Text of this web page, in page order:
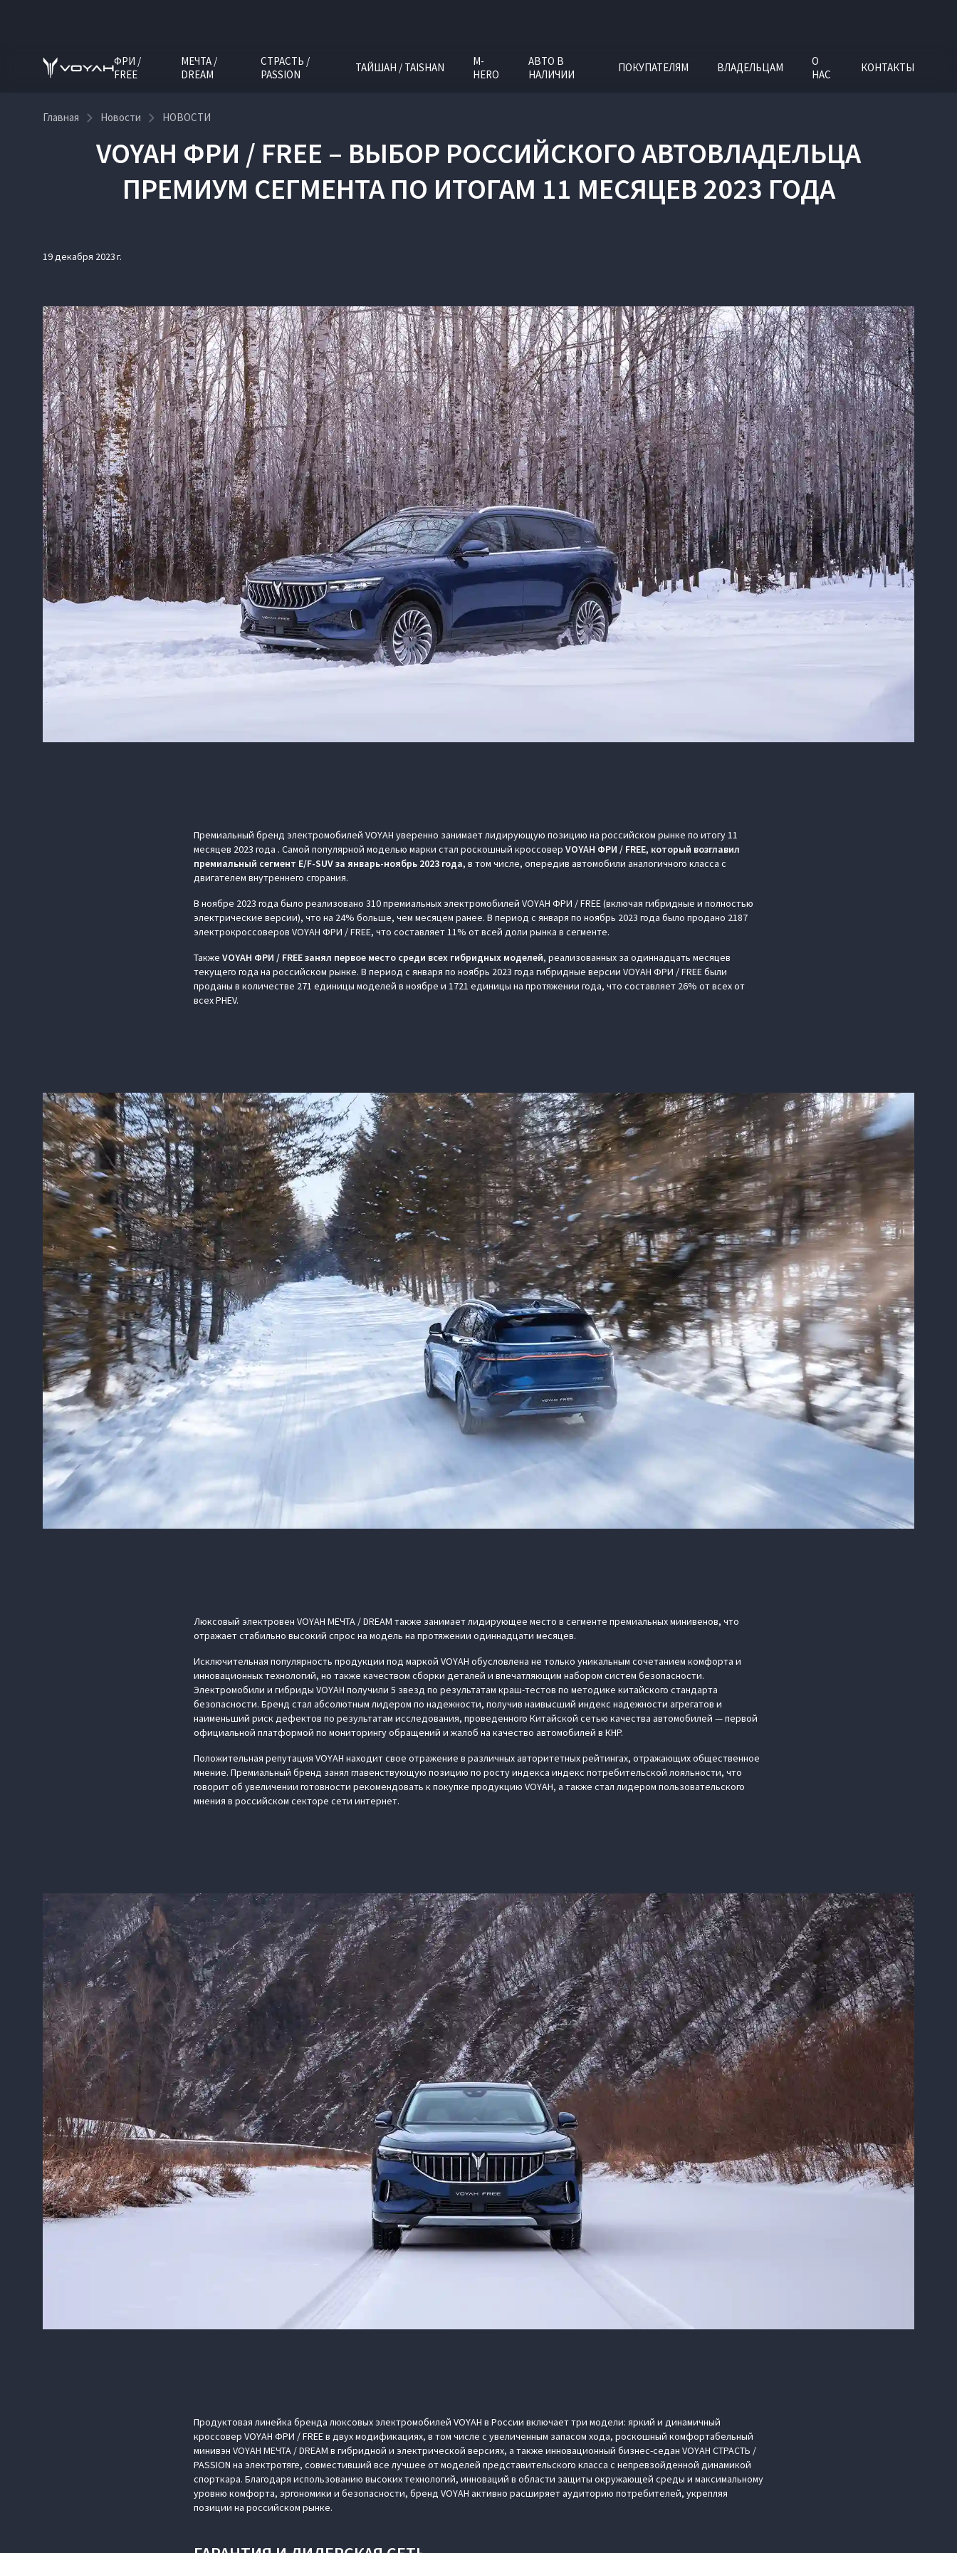
ФРИ /
FREE
МЕЧТА /
DREAM
СТРАСТЬ /
PASSION
ТАЙШАН / TAISHAN
M-
HERO
АВТО В
НАЛИЧИИ
ПОКУПАТЕЛЯМ ВЛАДЕЛЬЦАМ
О
НАС
КОНТАКТЫ
Главная Новости НОВОСТИ
VOYAH ФРИ / FREE – ВЫБОР РОССИЙСКОГО АВТОВЛАДЕЛЬЦА
ПРЕМИУМ СЕГМЕНТА ПО ИТОГАМ 11 МЕСЯЦЕВ 2023 ГОДА
19 декабря 2023 г.
Премиальный бренд электромобилей VOYAH уверенно занимает лидирующую позицию на российском рынке по итогу 11
месяцев 2023 года . Самой популярной моделью марки стал роскошный кроссовер VOYAH ФРИ / FREE, который возглавил
премиальный сегмент E/F-SUV за январь-ноябрь 2023 года, в том числе, опередив автомобили аналогичного класса с
двигателем внутреннего сгорания.
В ноябре 2023 года было реализовано 310 премиальных электромобилей VOYAH ФРИ / FREE (включая гибридные и полностью
электрические версии), что на 24% больше, чем месяцем ранее. В период с января по ноябрь 2023 года было продано 2187
электрокроссоверов VOYAH ФРИ / FREE, что составляет 11% от всей доли рынка в сегменте.
Также VOYAH ФРИ / FREE занял первое место среди всех гибридных моделей, реализованных за одиннадцать месяцев
текущего года на российском рынке. В период с января по ноябрь 2023 года гибридные версии VOYAH ФРИ / FREE были
проданы в количестве 271 единицы моделей в ноябре и 1721 единицы на протяжении года, что составляет 26% от всех от
всех PHEV.
Люксовый электровен VOYAH МЕЧТА / DREAM также занимает лидирующее место в сегменте премиальных минивенов, что
отражает стабильно высокий спрос на модель на протяжении одиннадцати месяцев.
Исключительная популярность продукции под маркой VOYAH обусловлена не только уникальным сочетанием комфорта и
инновационных технологий, но также качеством сборки деталей и впечатляющим набором систем безопасности.
Электромобили и гибриды VOYAH получили 5 звезд по результатам краш-тестов по методике китайского стандарта
безопасности. Бренд стал абсолютным лидером по надежности, получив наивысший индекс надежности агрегатов и
наименьший риск дефектов по результатам исследования, проведенного Китайской сетью качества автомобилей — первой
официальной платформой по мониторингу обращений и жалоб на качество автомобилей в КНР.
Положительная репутация VOYAH находит свое отражение в различных авторитетных рейтингах, отражающих общественное
мнение. Премиальный бренд занял главенствующую позицию по росту индекса индекс потребительской лояльности, что
говорит об увеличении готовности рекомендовать к покупке продукцию VOYAH, а также стал лидером пользовательского
мнения в российском секторе сети интернет.
Продуктовая линейка бренда люксовых электромобилей VOYAH в России включает три модели: яркий и динамичный
кроссовер VOYAH ФРИ / FREE в двух модификациях, в том числе с увеличенным запасом хода, роскошный комфортабельный
минивэн VOYAH МЕЧТА / DREAM в гибридной и электрической версиях, а также инновационный бизнес-седан VOYAH СТРАСТЬ /
PASSION на электротяге, совместивший все лучшее от моделей представительского класса с непревзойденной динамикой
спорткара. Благодаря использованию высоких технологий, инноваций в области защиты окружающей среды и максимальному
уровню комфорта, эргономики и безопасности, бренд VOYAH активно расширяет аудиторию потребителей, укрепляя
позиции на российском рынке.